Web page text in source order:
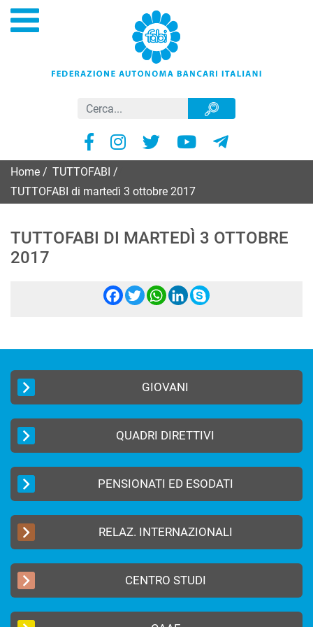
Home TUTTOFABI
TUTTOFABI di martedì 3 ottobre 2017
TUTTOFABI DI MARTEDÌ 3 OTTOBRE
2017
Facebook
Twitter
WhatsApp
LinkedIn
Skype
GIOVANI
QUADRI DIRETTIVI
PENSIONATI ED ESODATI
RELAZ. INTERNAZIONALI
CENTRO STUDI